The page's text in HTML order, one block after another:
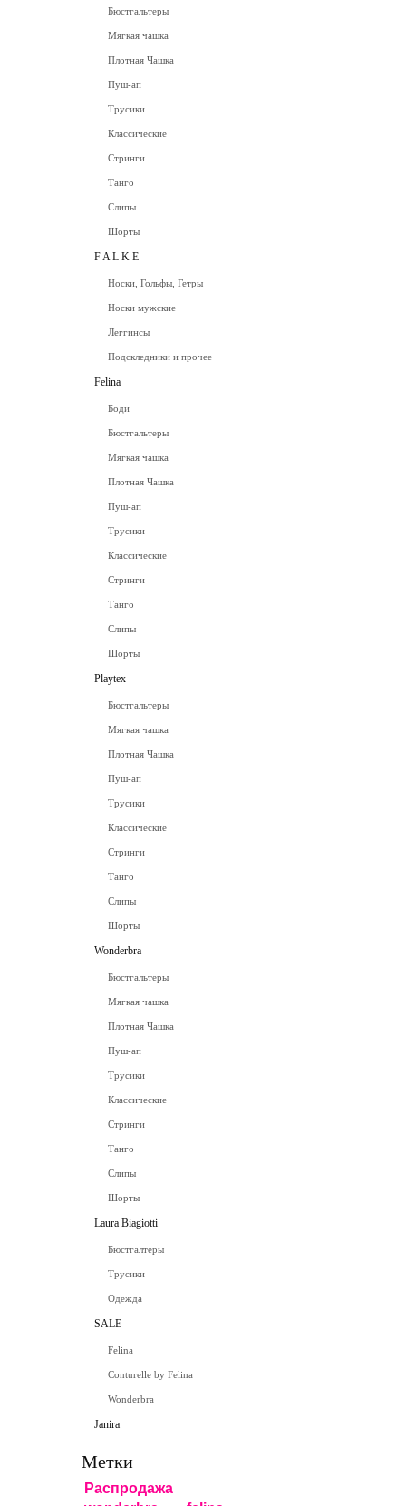
Бюстгальтеры
Мягкая чашка
Плотная Чашка
Пуш-ап
Трусики
Классические
Стринги
Танго
Слипы
Шорты
F A L K E
Носки, Гольфы, Гетры
Носки мужские
Леггинсы
Подскледники и прочее
Felina
Боди
Бюстгальтеры
Мягкая чашка
Плотная Чашка
Пуш-ап
Трусики
Классические
Стринги
Танго
Слипы
Шорты
Playtex
Бюстгальтеры
Мягкая чашка
Плотная Чашка
Пуш-ап
Трусики
Классические
Стринги
Танго
Слипы
Шорты
Wonderbra
Бюстгальтеры
Мягкая чашка
Плотная Чашка
Пуш-ап
Трусики
Классические
Стринги
Танго
Слипы
Шорты
Laura Biagiotti
Бюстгалтеры
Трусики
Одежда
SALE
Felina
Conturelle by Felina
Wonderbra
Janira
Метки
Распродажа